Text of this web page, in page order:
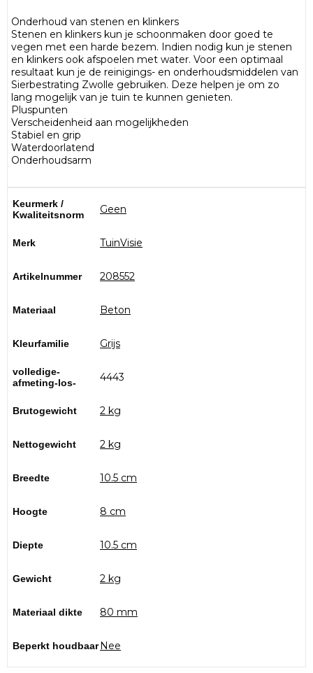
Onderhoud van stenen en klinkers
Stenen en klinkers kun je schoonmaken door goed te
vegen met een harde bezem. Indien nodig kun je stenen
en klinkers ook afspoelen met water. Voor een optimaal
resultaat kun je de reinigings- en onderhoudsmiddelen van
Sierbestrating Zwolle gebruiken. Deze helpen je om zo
lang mogelijk van je tuin te kunnen genieten.
Pluspunten
Verscheidenheid aan mogelijkheden
Stabiel en grip
Waterdoorlatend
Onderhoudsarm
Keurmerk /
Kwaliteitsnorm
Geen
Merk TuinVisie
Artikelnummer 208552
Materiaal Beton
Kleurfamilie Grijs
volledige-
afmeting-los-
4443
Brutogewicht 2 kg
Nettogewicht 2 kg
Breedte 10.5 cm
Hoogte 8 cm
Diepte 10.5 cm
Gewicht 2 kg
Materiaal dikte 80 mm
Beperkt houdbaarNee